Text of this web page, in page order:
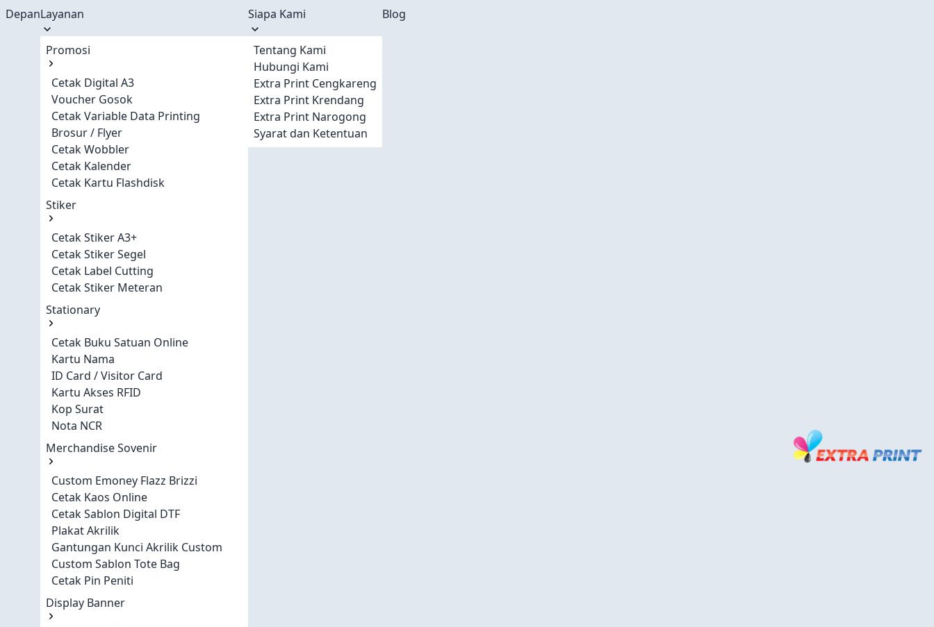
DepanLayanan
Promosi
Cetak Digital A3
Voucher Gosok
Cetak Variable Data Printing
Brosur / Flyer
Cetak Wobbler
Cetak Kalender
Cetak Kartu Flashdisk
Stiker
Cetak Stiker A3+
Cetak Stiker Segel
Cetak Label Cutting
Cetak Stiker Meteran
Stationary
Cetak Buku Satuan Online
Kartu Nama
ID Card / Visitor Card
Kartu Akses RFID
Kop Surat
Nota NCR
Merchandise Sovenir
Custom Emoney Flazz Brizzi
Cetak Kaos Online
Cetak Sablon Digital DTF
Plakat Akrilik
Gantungan Kunci Akrilik Custom
Custom Sablon Tote Bag
Cetak Pin Peniti
Display Banner
Siapa Kami
Tentang Kami
Hubungi Kami
Extra Print Cengkareng
Extra Print Krendang
Extra Print Narogong
Syarat dan Ketentuan
Blog